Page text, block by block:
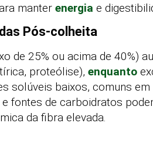
manter energia e
Pós-colheita
de 25% ou acima de 40%)
proteólise), enquanto
solúveis baixos, comuns
fontes de carboidratos
da fibra elevada.